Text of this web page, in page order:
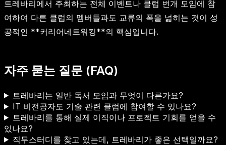
트레바리에서 주최하는 전체 이벤트나 클럽 번개 모임에 참
여하여 다른 클럽의 멤버들과도 교류의 폭을 넓히는 것이 성
공적인 **커리어네트워킹**의 핵심입니다.
자주 묻는 질문 (FAQ)
트레바리는 일반 독서 모임과 무엇이 다른가요?
IT 비전공자도 기술 관련 클럽에 참여할 수 있나요?
트레바리를 통해 실제 이직이나 프로젝트 기회를 얻을 수
있나요?
직무스터디를 찾고 있는데, 트레바리가 좋은 선택일까요?